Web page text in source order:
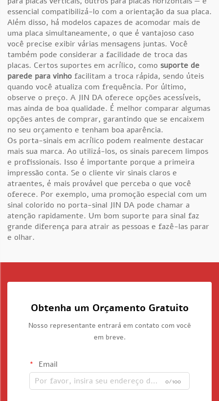
essencial compatibilizá-lo com a orientação da sua placa.
Além disso, há modelos capazes de acomodar mais de
uma placa simultaneamente, o que é vantajoso caso
você precise exibir várias mensagens juntas. Você
também pode considerar a facilidade de troca das
placas. Certos suportes em acrílico, como suporte de
parede para vinho facilitam a troca rápida, sendo úteis
quando você atualiza com frequência. Por último,
observe o preço. A JIN DA oferece opções acessíveis,
mas ainda de boa qualidade. É melhor comparar algumas
opções antes de comprar, garantindo que se encaixem
no seu orçamento e tenham boa aparência.
Os porta-sinais em acrílico podem realmente destacar
mais sua marca. Ao utilizá-los, os sinais parecem limpos
e profissionais. Isso é importante porque a primeira
impressão conta. Se o cliente vir sinais claros e
atraentes, é mais provável que perceba o que você
oferece. Por exemplo, uma promoção especial com um
sinal colorido no porta-sinal JIN DA pode chamar a
atenção rapidamente. Um bom suporte para sinal faz
grande diferença para atrair as pessoas e fazê-las parar
e olhar.
Obtenha um Orçamento Gratuito
Nosso representante entrará em contato com você
em breve.
Email
0/100